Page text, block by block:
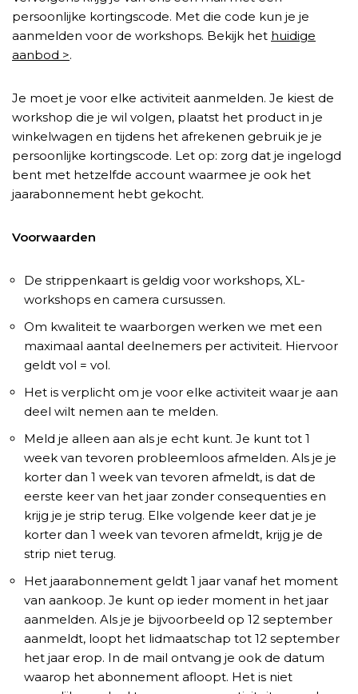
persoonlijke kortingscode. Met die code kun je je
aanmelden voor de workshops. Bekijk het huidige
aanbod >.
Je moet je voor elke activiteit aanmelden. Je kiest de
workshop die je wil volgen, plaatst het product in je
winkelwagen en tijdens het afrekenen gebruik je je
persoonlijke kortingscode. Let op: zorg dat je ingelogd
bent met hetzelfde account waarmee je ook het
jaarabonnement hebt gekocht.
Voorwaarden
De strippenkaart is geldig voor workshops, XL-
workshops en camera cursussen.
Om kwaliteit te waarborgen werken we met een
maximaal aantal deelnemers per activiteit. Hiervoor
geldt vol = vol.
Het is verplicht om je voor elke activiteit waar je aan
deel wilt nemen aan te melden.
Meld je alleen aan als je echt kunt. Je kunt tot 1
week van tevoren probleemloos afmelden. Als je je
korter dan 1 week van tevoren afmeldt, is dat de
eerste keer van het jaar zonder consequenties en
krijg je je strip terug. Elke volgende keer dat je je
korter dan 1 week van tevoren afmeldt, krijg je de
strip niet terug.
Het jaarabonnement geldt 1 jaar vanaf het moment
van aankoop. Je kunt op ieder moment in het jaar
aanmelden. Als je je bijvoorbeeld op 12 september
aanmeldt, loopt het lidmaatschap tot 12 september
het jaar erop. In de mail ontvang je ook de datum
waarop het abonnement afloopt. Het is niet